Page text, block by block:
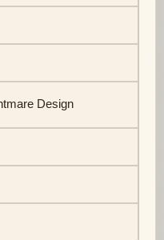
Design